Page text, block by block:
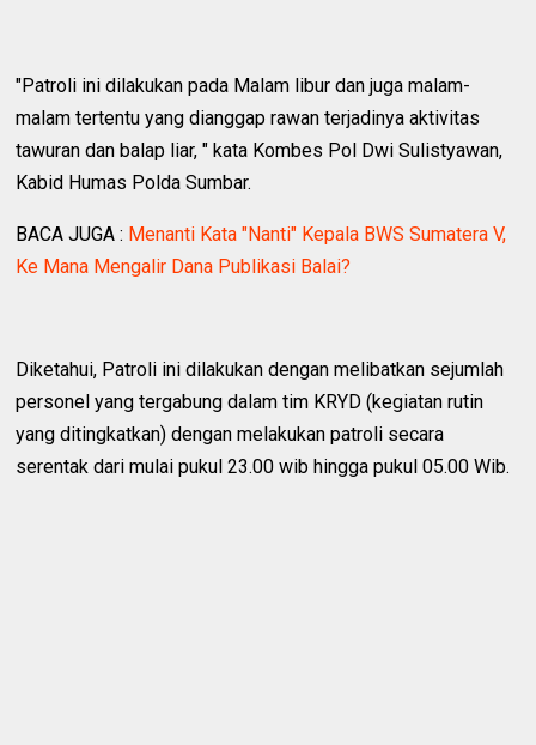
"Patroli ini dilakukan pada Malam libur dan juga malam-
malam tertentu yang dianggap rawan terjadinya aktivitas
tawuran dan balap liar, " kata Kombes Pol Dwi Sulistyawan,
Kabid Humas Polda Sumbar.
BACA JUGA : Menanti Kata "Nanti" Kepala BWS Sumatera V,
Ke Mana Mengalir Dana Publikasi Balai?
Diketahui, Patroli ini dilakukan dengan melibatkan sejumlah
personel yang tergabung dalam tim KRYD (kegiatan rutin
yang ditingkatkan) dengan melakukan patroli secara
serentak dari mulai pukul 23.00 wib hingga pukul 05.00 Wib.